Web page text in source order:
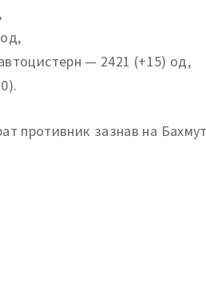
— 2421 (+15) од,
противник зазнав на